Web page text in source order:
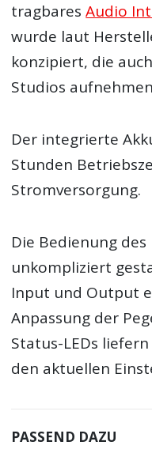
tragbaresAudio
wurde laut
konzipiert, die
Studios
Der integrierte
Stunden
Stromversorgung.
Die Bedienung
unkompliziert
Input und Output
Anpassung der
Status-LEDs
den aktuellen
PASSEND DAZU